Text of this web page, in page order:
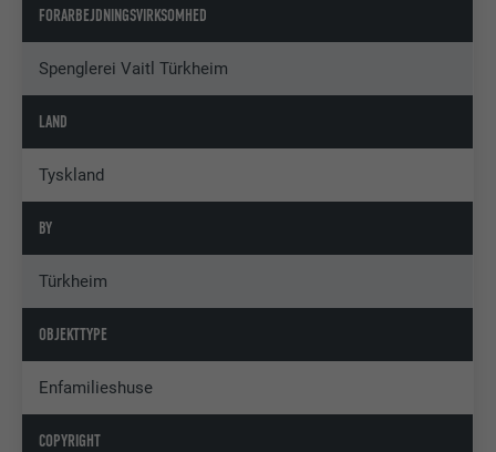
FORARBEJDNINGSVIRKSOMHED
Spenglerei Vaitl Türkheim
LAND
Tyskland
BY
Türkheim
OBJEKTTYPE
Enfamilieshuse
COPYRIGHT